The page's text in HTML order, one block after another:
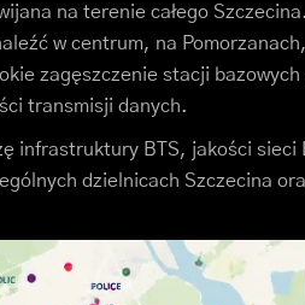
na terenie całego
w centrum, na
zagęszczenie stacji bazowych
transmisji danych.
infrastruktury BTS, jakości sieci
dzielnicach Szczecina